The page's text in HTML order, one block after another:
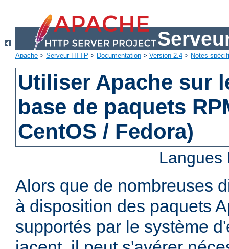
Apache > Serveur HTTP > Documentation > Version 2.4 > Notes
Utiliser Apache sur
base de paquets
CentOS / Fedora)
Alors que de nombreuses
à disposition des paquets
supportés par le système